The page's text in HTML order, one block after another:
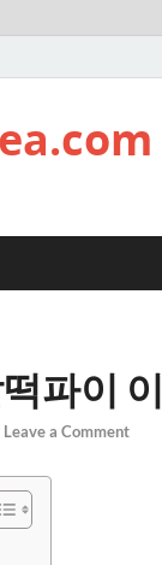
파이
Leave a Comment